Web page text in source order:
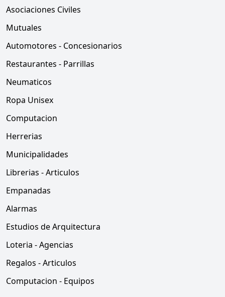
Asociaciones Civiles
Mutuales
Automotores - Concesionarios
Restaurantes - Parrillas
Neumaticos
Ropa Unisex
Computacion
Herrerias
Municipalidades
Librerias - Articulos
Empanadas
Alarmas
Estudios de Arquitectura
Loteria - Agencias
Regalos - Articulos
Computacion - Equipos